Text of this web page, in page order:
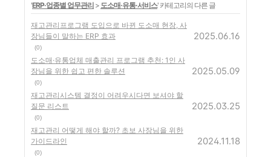
'ERP·업종별 업무관리 > 도소매·유통·서비스' 카테고리의 다른 글
재고관리프로그램 도입으로 바뀐 도소매 현장, 사
장님들이 말하는 ERP 효과
(0)
2025.06.16
도소매·유통업체 매출관리 프로그램 추천: 1인 사
장님을 위한 쉽고 편한 솔루션
(0)
2025.05.09
재고관리시스템 결정이 어려우시다면 보셔야 할
질문 리스트
(0)
2025.03.25
재고관리 어떻게 해야 할까? 초보 사장님을 위한
가이드라인
(0)
2024.11.18